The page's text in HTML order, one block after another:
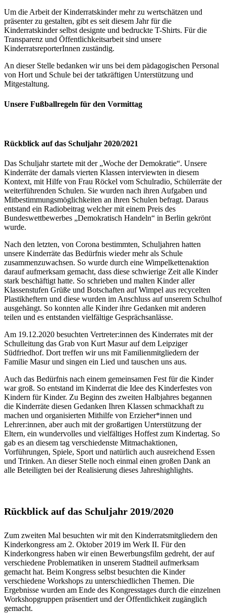
Um die Arbeit der Kinderratskinder mehr zu wertschätzen und
präsenter zu gestalten, gibt es seit diesem Jahr für die
Kinderratskinder selbst designte und bedruckte T-Shirts. Für die
Transparenz und Öffentlichkeitsarbeit sind unsere
KinderratsreporterInnen zuständig.
An dieser Stelle bedanken wir uns bei dem pädagogischen Personal
von Hort und Schule bei der tatkräftigen Unterstützung und
Mitgestaltung.
Unsere Fußballregeln für den Vormittag
Rückblick auf das Schuljahr 2020/2021
Das Schuljahr startete mit der „Woche der Demokratie“. Unsere
Kinderräte der damals vierten Klassen interviewten in diesem
Kontext, mit Hilfe von Frau Röckel vom Schulradio, Schülerräte der
weiterführenden Schulen. Sie wurden nach ihren Aufgaben und
Mitbestimmungsmöglichkeiten an ihren Schulen befragt. Daraus
entstand ein Radiobeitrag welcher mit einem Preis des
Bundeswettbewerbes „Demokratisch Handeln“ in Berlin gekrönt
wurde.
Nach den letzten, von Corona bestimmten, Schuljahren hatten
unsere Kinderräte das Bedürfnis wieder mehr als Schule
zusammenzuwachsen. So wurde durch eine Wimpelkettenaktion
darauf aufmerksam gemacht, dass diese schwierige Zeit alle Kinder
stark beschäftigt hatte. So schrieben und malten Kinder aller
Klassenstufen Grüße und Botschaften auf Wimpel aus recycelten
Plastikheftern und diese wurden im Anschluss auf unserem Schulhof
ausgehängt. So konnten alle Kinder ihre Gedanken mit anderen
teilen und es entstanden vielfältige Gesprächsanlässe.
Am 19.12.2020 besuchten Vertreter:innen des Kinderrates mit der
Schulleitung das Grab von Kurt Masur auf dem Leipziger
Südfriedhof. Dort treffen wir uns mit Familienmitgliedern der
Familie Masur und singen ein Lied und tauschen uns aus.
Auch das Bedürfnis nach einem gemeinsamen Fest für die Kinder
war groß. So entstand im Kinderrat die Idee des Kinderfestes von
Kindern für Kinder. Zu Beginn des zweiten Halbjahres begannen
die Kinderräte diesen Gedanken Ihren Klassen schmackhaft zu
machen und organisierten Mithilfe von Erzieher*innen und
Lehrer:innen, aber auch mit der großartigen Unterstützung der
Eltern, ein wundervolles und vielfältiges Hoffest zum Kindertag. So
gab es an diesem tag verschiedenste Mitmachaktionen,
Vorführungen, Spiele, Sport und natürlich auch ausreichend Essen
und Trinken. An dieser Stelle noch einmal einen großen Dank an
alle Beteiligten bei der Realisierung dieses Jahreshighlights.
Rückblick auf das Schuljahr 2019/2020
Zum zweiten Mal besuchten wir mit den Kinderratsmitgliedern den
Kinderkongress am 2. Oktober 2019 im Werk II. Für den
Kinderkongress haben wir einen Bewerbungsfilm gedreht, der auf
verschiedene Problematiken in unserem Stadtteil aufmerksam
gemacht hat. Beim Kongress selbst besuchten die Kinder
verschiedene Workshops zu unterschiedlichen Themen. Die
Ergebnisse wurden am Ende des Kongresstages durch die einzelnen
Workshopgruppen präsentiert und der Öffentlichkeit zugänglich
gemacht.